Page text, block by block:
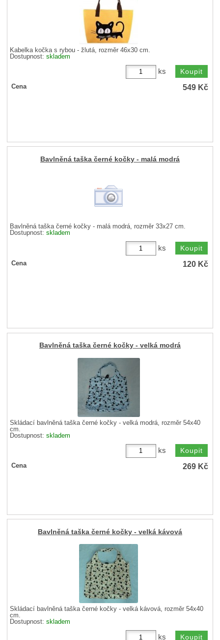
Kabelka kočka s rybou - žlutá, rozměr 46x30 cm.
Dostupnost:skladem
ks
Cena 549 Kč
Bavlněná taška černé kočky - malá modrá
Bavlněná taška černé kočky - malá modrá, rozměr 33x27 cm.
Dostupnost:skladem
ks
Cena 120 Kč
Bavlněná taška černé kočky - velká modrá
Skládací bavlněná taška černé kočky - velká modrá, rozměr 54x40
cm.
Dostupnost:skladem
ks
Cena 269 Kč
Bavlněná taška černé kočky - velká kávová
Skládací bavlněná taška černé kočky - velká kávová, rozměr 54x40
cm.
Dostupnost:skladem
ks